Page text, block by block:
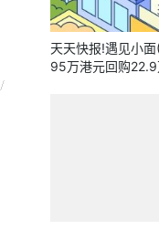
天天快报!遇见小
95万港元回购